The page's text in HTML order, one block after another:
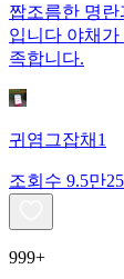
짭조름한 명
입니다 야채
족합니다.
귀염그잡채1
조회수 9.5만
999+